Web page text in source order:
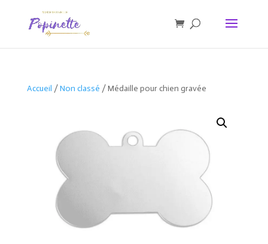
Accueil /Non classé / Médaille pour chien gravée